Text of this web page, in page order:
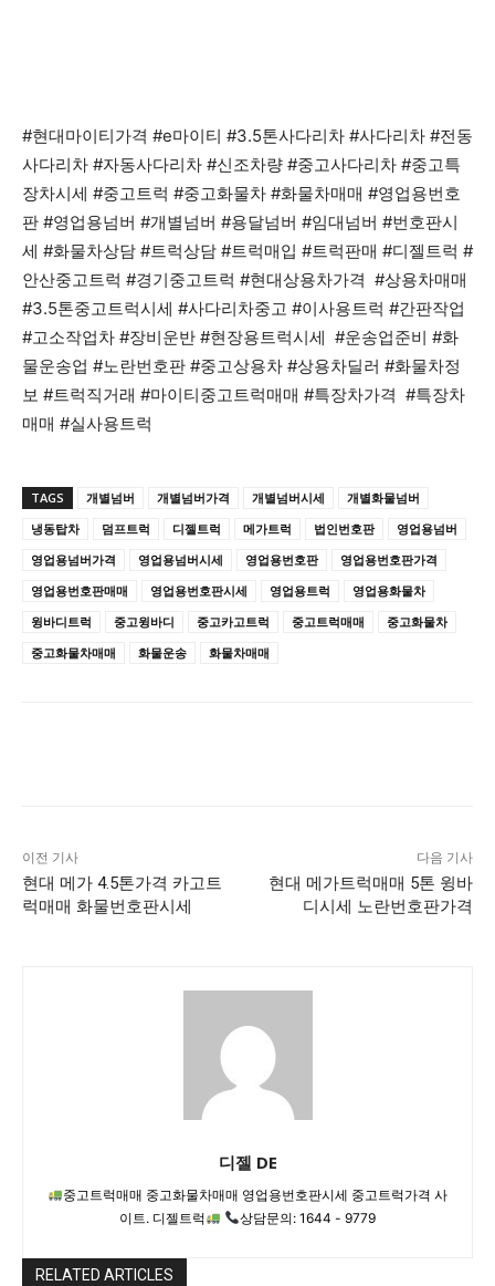
#현대마이티가격 #e마이티 #3.5톤사다리차 #사다리차 #전동
사다리차 #자동사다리차 #신조차량 #중고사다리차 #중고특
장차시세 #중고트럭 #중고화물차 #화물차매매 #영업용번호
판 #영업용넘버 #개별넘버 #용달넘버 #임대넘버 #번호판시
세 #화물차상담 #트럭상담 #트럭매입 #트럭판매 #디젤트럭 #
안산중고트럭 #경기중고트럭 #현대상용차가격 #상용차매매
#3.5톤중고트럭시세 #사다리차중고 #이사용트럭 #간판작업
#고소작업차 #장비운반 #현장용트럭시세 #운송업준비 #화
물운송업 #노란번호판 #중고상용차 #상용차딜러 #화물차정
보 #트럭직거래 #마이티중고트럭매매 #특장차가격 #특장차
매매 #실사용트럭
TAGS 개별넘버 개별넘버가격 개별넘버시세
개별화물넘버
냉동탑차
덤프트럭 디젤트럭 메가트럭 법인번호판
영업용넘버
영업용넘버가격
영업용넘버시세 영업용번호판
영업용번호판가격
영업용번호판매매
영업용번호판시세 영업용트럭
영업용화물차
윙바디트럭
중고윙바디 중고카고트럭 중고트럭매매
중고화물차
중고화물차매매
화물운송 화물차매매
이전 기사
현대 메가 4.5톤가격 카고트
럭매매 화물번호판시세
다음 기사
현대 메가트럭매매 5톤 윙바
디시세 노란번호판가격
디젤 DE
중고트럭매매 중고화물차매매 영업용번호판시세 중고트럭가격 사
이트. 디젤트럭
상담문의: 1644 - 9779
RELATED ARTICLES